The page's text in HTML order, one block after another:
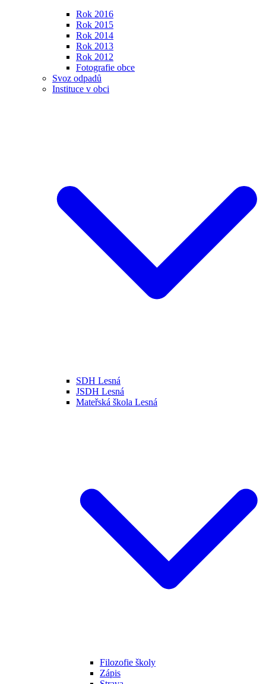
Rok 2016
Rok 2015
Rok 2014
Rok 2013
Rok 2012
Fotografie obce
Svoz odpadů
Instituce v obci
SDH Lesná
JSDH Lesná
Mateřská škola Lesná
Filozofie školy
Zápis